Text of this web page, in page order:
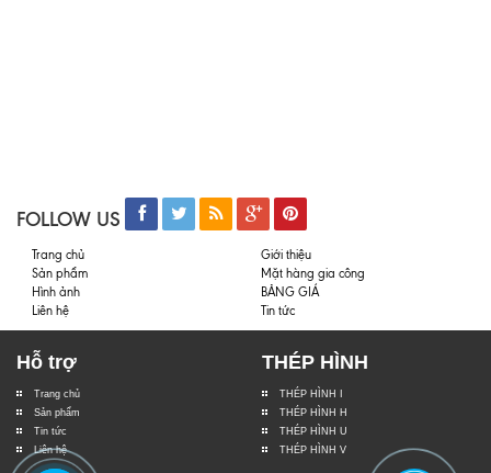
FOLLOW US
Trang chủ
Giới thiệu
Sản phẩm
Mặt hàng gia công
Hình ảnh
BẢNG GIÁ
Liên hệ
Tin tức
Hỗ trợ
Trang chủ
Sản phẩm
Tin tức
Liên hệ
THÉP HÌNH
THÉP HÌNH I
THÉP HÌNH H
THÉP HÌNH U
THÉP HÌNH V